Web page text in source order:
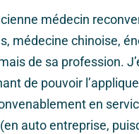
médecin
médecine chinoise,
de sa profession.
de pouvoir
en
auto entreprise,